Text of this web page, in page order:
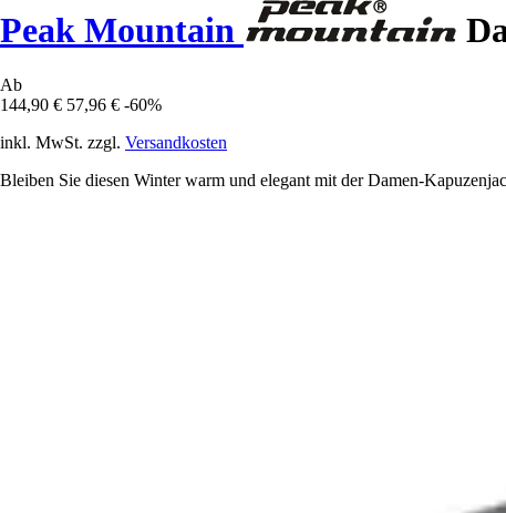
Peak Mountain
Ab
144,90 € 57,96 € -60%
inkl. MwSt. zzgl. Versandkosten
Bleiben Sie diesen Winter warm und elegant mit der Damen-